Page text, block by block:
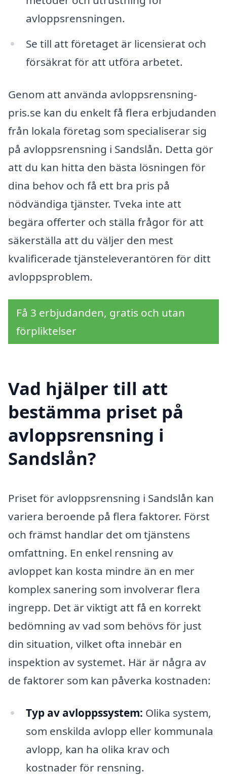
avloppsrensningen.
Se till att företaget är licensierat och
försäkrat för att utföra arbetet.
Genom att använda avloppsrensning-
pris.se kan du enkelt få flera erbjudanden
från lokala företag som specialiserar sig
på avloppsrensning i Sandslån. Detta gör
att du kan hitta den bästa lösningen för
dina behov och få ett bra pris på
nödvändiga tjänster. Tveka inte att
begära offerter och ställa frågor för att
säkerställa att du väljer den mest
kvalificerade tjänsteleverantören för ditt
avloppsproblem.
Få 3 erbjudanden, gratis och utan
förpliktelser
Vad hjälper till att
bestämma priset på
avloppsrensning i
Sandslån?
Priset för avloppsrensning i Sandslån kan
variera beroende på flera faktorer. Först
och främst handlar det om tjänstens
omfattning. En enkel rensning av
avloppet kan kosta mindre än en mer
komplex sanering som involverar flera
ingrepp. Det är viktigt att få en korrekt
bedömning av vad som behövs för just
din situation, vilket ofta innebär en
inspektion av systemet. Här är några av
de faktorer som kan påverka kostnaden:
Typ av avloppssystem: Olika system,
som enskilda avlopp eller kommunala
avlopp, kan ha olika krav och
kostnader för rensning.